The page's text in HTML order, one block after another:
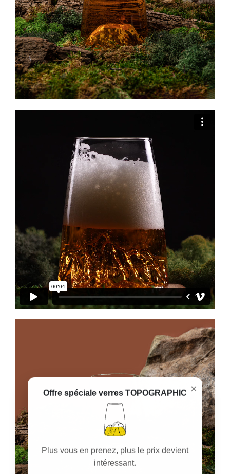
×
Offre spéciale verres TOPOGRAPHIC
Plus vous en prenez, plus le prix devient
intéressant.